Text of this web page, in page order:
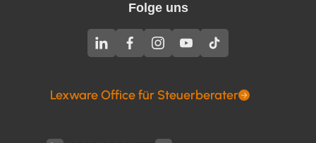
Folge uns
Lexware Office für Steuerberater